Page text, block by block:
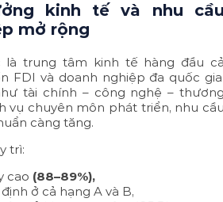
kinh tế và nhu
mở rộng
là trung tâm kinh tế hàng đầu
FDI và doanh nghiệp đa quốc
tài chính – công nghệ –
vụ chuyên môn phát triển, nhu
càng tăng.
trì:
cao (88–89%),
ở cả hạng A và B,